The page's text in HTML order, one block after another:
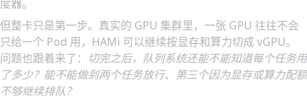
度器。
但整卡只是第一步。真实的 GPU 集群里，一张 GPU 往往不会
只给一个 Pod 用，HAMi 可以继续按显存和算力切成 vGPU。
问题也跟着来了： 切完之后，队列系统还能不能知道每个任务用
了多少？能不能做到两个任务放行、第三个因为显存或算力配额
不够继续排队？